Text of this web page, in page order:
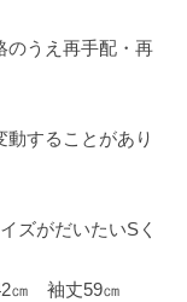
うえ再手配・再
することがあり
ズがだいたいSく
袖丈59㎝